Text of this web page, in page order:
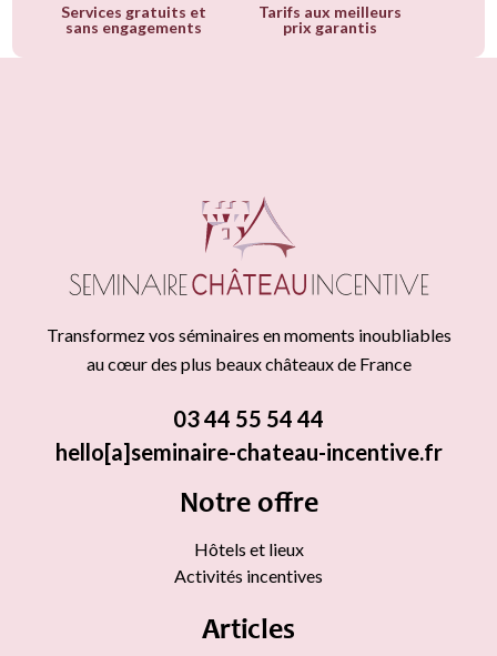
Services gratuits et
sans engagements
Tarifs aux meilleurs
prix garantis
Transformez vos séminaires en moments inoubliables
au cœur des plus beaux châteaux de France
03 44 55 54 44
hello[a]seminaire-chateau-incentive.fr
Notre offre
Hôtels et lieux
Activités incentives
Articles